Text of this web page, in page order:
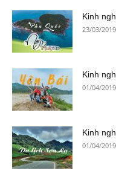
Kinh
23/03/2019
Kinh
01/04/2019
Kinh
01/04/2019